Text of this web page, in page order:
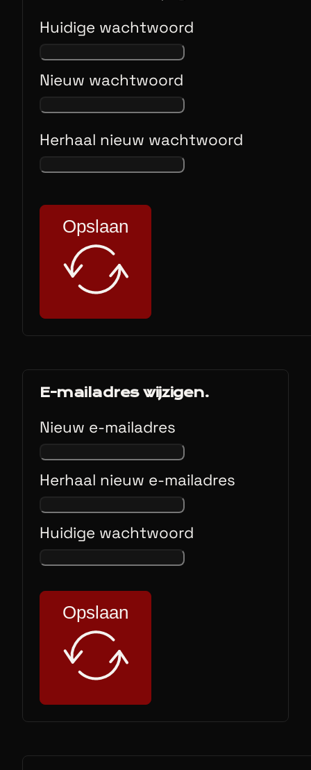
Huidige wachtwoord
Nieuw wachtwoord
Herhaal nieuw wachtwoord
Opslaan
E-mailadres wijzigen.
Nieuw e-mailadres
Herhaal nieuw e-mailadres
Huidige wachtwoord
Opslaan